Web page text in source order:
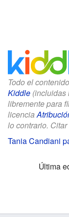
Todo el
Kiddle (incluidas
libremente para
licencia
lo contrario.
Tania Candiani
Última